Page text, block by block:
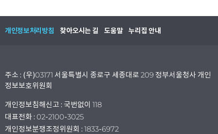
개인정보처리방침 찾아오시는 길 도움말 누리집 안내
주소 : (우)03171 서울특별시 종로구 세종대로 209 정부서울청사 개인
정보보호위원회
개인정보침해신고 : 국번없이 118
대표전화 : 02-2100-3025
개인정보분쟁조정위원회 : 1833-6972